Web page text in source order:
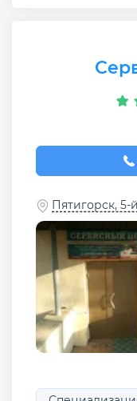
Пятигорск, 5-